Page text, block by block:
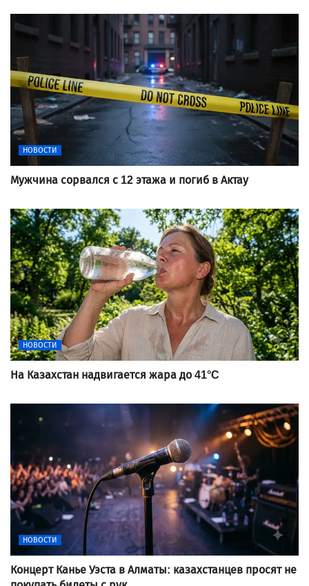
НОВОСТИ
Мужчина сорвался с 12 этажа и погиб в Актау
НОВОСТИ
На Казахстан надвигается жара до 41°C
НОВОСТИ
Концерт Канье Уэста в Алматы: казахстанцев просят не